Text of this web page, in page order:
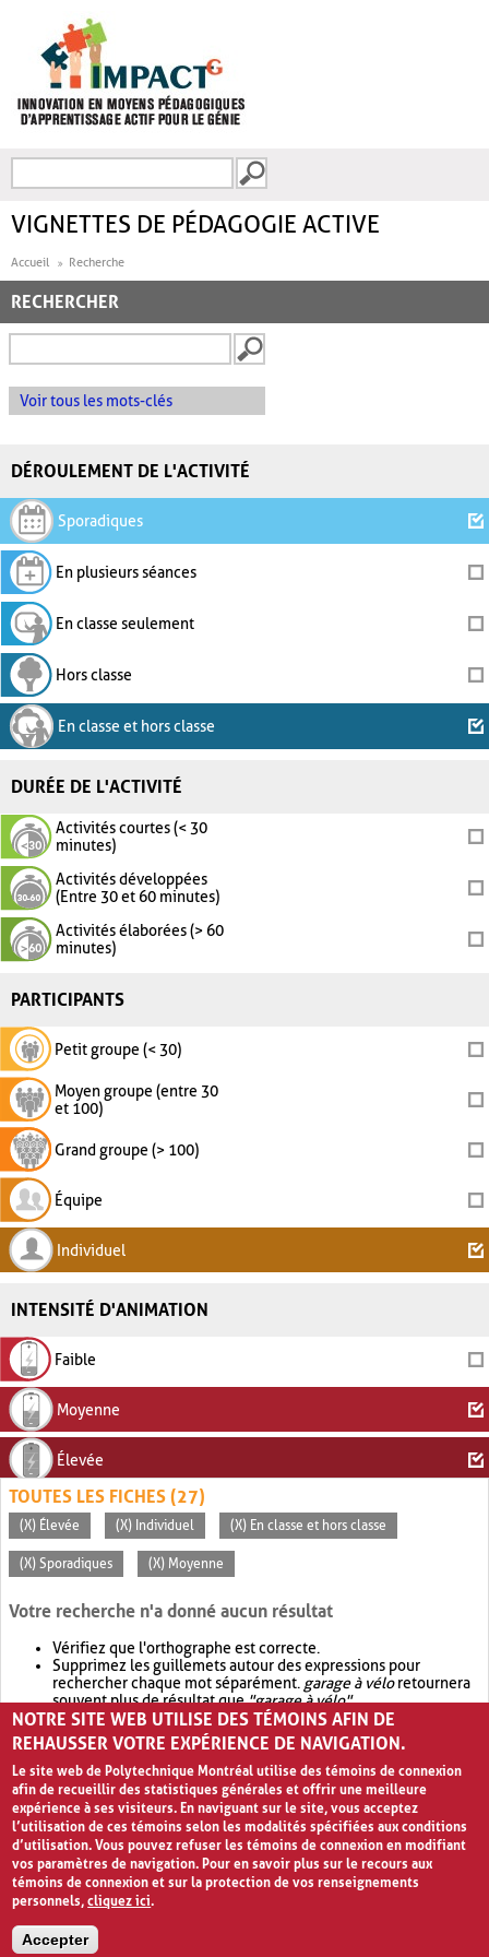
FORMULAIRE DE
VIGNETTES DE PÉDAGOGIE ACTIVE
Accueil Recherche
RECHERCHER
Voir tous les mots-clés
DÉROULEMENT DE L'ACTIVITÉ
Sporadiques
En plusieurs séances
En classe seulement
Hors classe
En classe et hors classe
DURÉE DE L'ACTIVITÉ
Activités courtes (< 30
minutes)
Activités développées
(Entre 30 et 60 minutes)
Activités élaborées (> 60
minutes)
PARTICIPANTS
Petit groupe (< 30)
Moyen groupe (entre 30
et 100)
Grand groupe (> 100)
Équipe
Individuel
INTENSITÉ D'ANIMATION
Faible
Moyenne
Élevée
TOUTES LES FICHES (27)
(X) Élevée (X) Individuel (X) En classe et hors classe
(X) Sporadiques (X) Moyenne
Votre recherche n'a donné aucun résultat
Vérifiez que l'orthographe est correcte.
Supprimez les guillemets autour des expressions pour
rechercher chaque mot séparément. garage à véloretournera
souvent plus de résultat que"garage à vélo".
Envisagez d'élargir votre recherche avec OR.garage OR vélo
retournera souvent plus de résultat quegarage à vélo
NOTRE SITE WEB UTILISE DES TÉMOINS AFIN DE
REHAUSSER VOTRE EXPÉRIENCE DE NAVIGATION.
Le site web de Polytechnique Montréal utilise des témoins de connexion
afin de recueillir des statistiques générales et offrir une meilleure
expérience à ses visiteurs. En naviguant sur le site, vous acceptez
l’utilisation de ces témoins selon les modalités spécifiées aux conditions
d’utilisation. Vous pouvez refuser les témoins de connexion en modifiant
vos paramètres de navigation. Pour en savoir plus sur le recours aux
témoins de connexion et sur la protection de vos renseignements
personnels,cliquez ici.
Accepter